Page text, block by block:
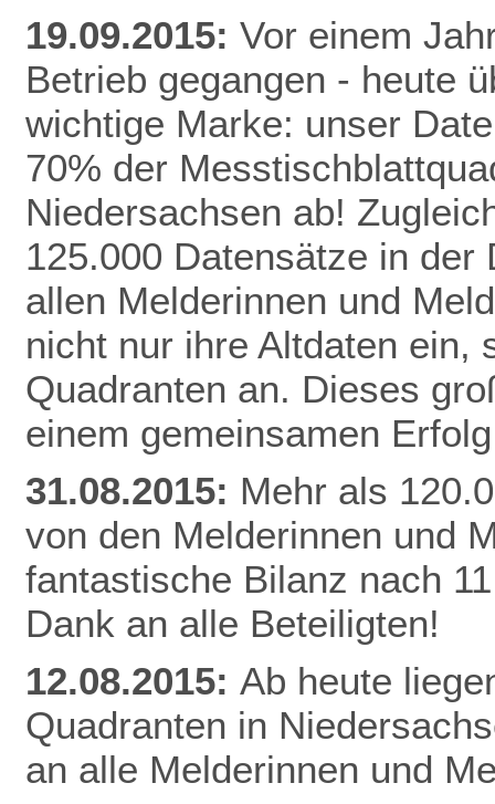
19.09.2015: Vor einem
Betrieb gegangen - heute
wichtige Marke: unser
70% der
Niedersachsen ab!
125.000 Datensätze in der
allen Melderinnen und
nicht nur ihre Altdaten ein,
Quadranten an. Dieses
einem gemeinsamen
31.08.2015: Mehr als
von den Melderinnen und
fantastische Bilanz nach
Dank an alle Beteiligten!
12.08.2015: Ab heute
Quadranten in
an alle Melderinnen und